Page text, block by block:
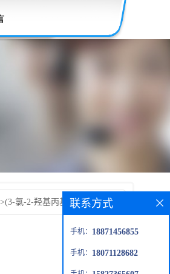
>(3-氯-2-羟基丙基)十二烷基二
联系方式
手机： 18871456855
手机： 18071128682